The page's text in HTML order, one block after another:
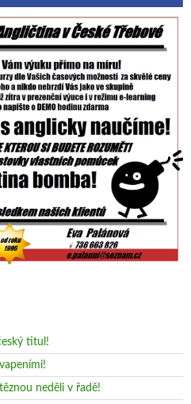
titul!
neděli v řadě!